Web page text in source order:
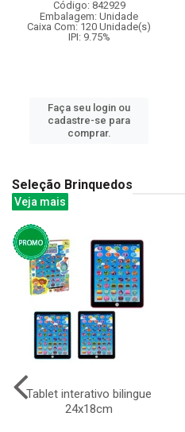
Código: 842929
Embalagem: Unidade
Caixa Com: 120 Unidade(s)
IPI: 9.75%
Faça seu login ou
cadastre-se para
comprar.
Seleção Brinquedos
Veja mais
Tablet interativo bilingue
24x18cm